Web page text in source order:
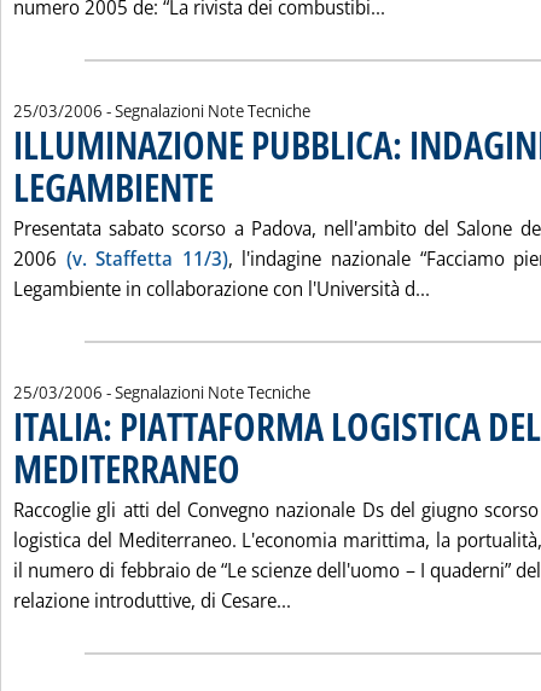
numero 2005 de: “La rivista dei combustibi...
25/03/2006 - Segnalazioni Note Tecniche
ILLUMINAZIONE PUBBLICA:
LEGAMBIENTE
Presentata sabato scorso a Padova, nell'ambito del Salone
2006 (v. Staffetta 11/3), l'indagine nazionale “Facciamo
Legambiente in collaborazione con l'Università d...
25/03/2006 - Segnalazioni Note Tecniche
ITALIA: PIATTAFORMA LOGISTICA DEL
MEDITERRANEO
Raccoglie gli atti del Convegno nazionale Ds del giugno
logistica del Mediterraneo. L'economia marittima, la
il numero di febbraio de “Le scienze dell'uomo – I quaderni”
relazione introduttive, di Cesare...